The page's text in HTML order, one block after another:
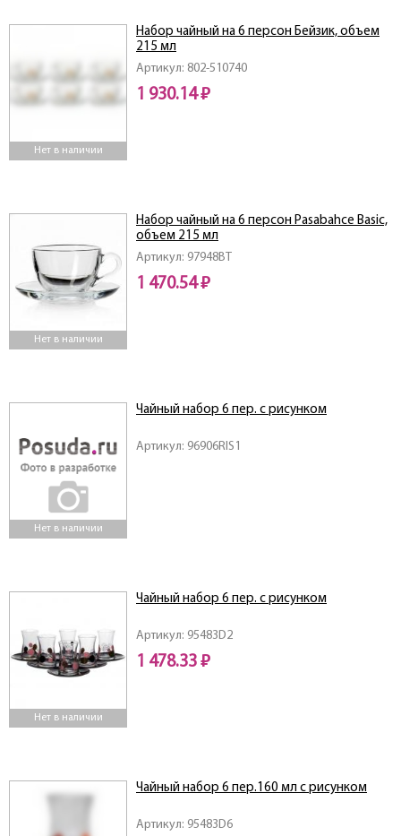
Нет в наличии
Артикул: 802-510740
Набор чайный на 6 персон Бейзик, объем
215 мл
1 930.14 ₽
Нет в наличии
Артикул: 97948BT
Набор чайный на 6 персон Pasabahce Basic,
объем 215 мл
1 470.54 ₽
Нет в наличии
Артикул: 96906RIS1
Чайный набор 6 пер. с рисунком
Нет в наличии
Артикул: 95483D2
Чайный набор 6 пер. с рисунком
1 478.33 ₽
Артикул: 95483D6
Чайный набор 6 пер.160 мл с рисунком